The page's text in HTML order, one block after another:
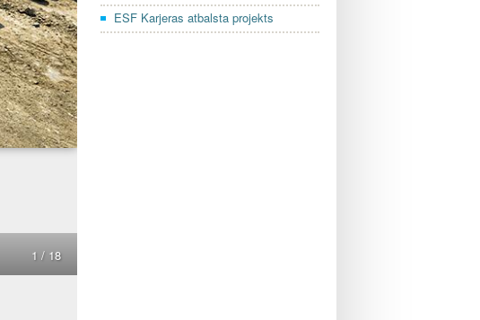
ESF Karjeras atbalsta projekts